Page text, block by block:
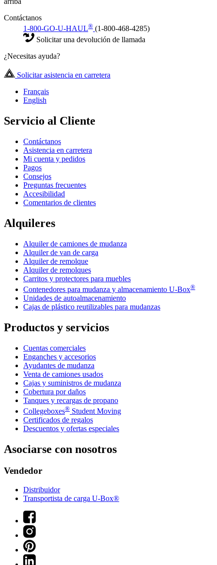
Contáctanos
1-800-GO-U-HAUL® (1-800-468-4285)
Solicitar una devolución de llamada
¿Necesitas ayuda?
Solicitar asistencia en carretera
Français
English
Servicio al Cliente
Contáctanos
Asistencia en carretera
Mi cuenta y pedidos
Pagos
Consejos
Preguntas frecuentes
Accesibilidad
Comentarios de clientes
Alquileres
Alquiler de camiones de mudanza
Alquiler de van de carga
Alquiler de remolque
Alquiler de remolques
Carritos y protectores para muebles
Contenedores para mudanza y almacenamiento U-Box®
Unidades de autoalmacenamiento
Cajas de plástico reutilizables para mudanzas
Productos y servicios
Cuentas comerciales
Enganches y accesorios
Ayudantes de mudanza
Venta de camiones usados
Cajas y suministros de mudanza
Cobertura por daños
Tanques y recargas de propano
Collegeboxes® Student Moving
Certificados de regalos
Descuentos y ofertas especiales
Asociarse con nosotros
Vendedor
Distribuidor
Transportista de carga U-Box®